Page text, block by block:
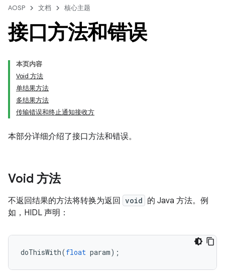
AOSP 文档 核心主题
接口方法和错误
本页内容
Void 方法
单结果方法
多结果方法
传输错误和终止通知接收方
本部分详细介绍了接口方法和错误。
Void 方法
不返回结果的方法将转换为返回 void 的 Java 方法。例
如，HIDL 声明：
doThisWith(float param);